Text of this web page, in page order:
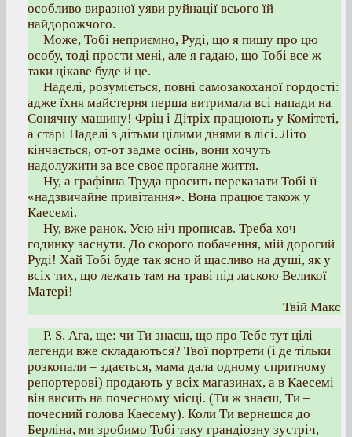
особливо виразної уяви руйнації всього їй
найдорожчого.
Може, Тобі неприємно, Руді, що я пишу про цю
особу, тоді прости мені, але я гадаю, що Тобі все ж
таки цікаве буде й це.
Наделі, розуміється, повні самозакоханої гордості:
адже їхня майстерня перша витримала всі напади на
Сонячну машину! Фріц і Дітріх працюють у Комітеті,
а старі Наделі з дітьми цілими днями в лісі. Літо
кінчається, от-от задме осінь, вони хочуть
надолужити за все своє прогаяне життя.
Ну, а графівна Труда просить переказати Тобі її
«надзвичайне привітання». Вона працює також у
Каесемі.
Ну, вже ранок. Усю ніч прописав. Треба хоч
годинку заснути. До скорого побачення, мій дорогий
Руді! Хай Тобі буде так ясно й щасливо на душі, як у
всіх тих, що лежать там на траві під ласкою Великої
Матері!
Твій Макс
Р. S. Ага, ще: чи Ти знаєш, що про Тебе тут цілі
легенди вже складаються? Твої портрети (і де тільки
розкопали – здається, мама дала одному спритному
репортерові) продають у всіх магазинах, а в Каесемі
він висить на почесному місці. (Ти ж знаєш, Ти –
почесний голова Каесему). Коли Ти вернешся до
Берліна, ми зробимо Тобі таку грандіозну зустріч,